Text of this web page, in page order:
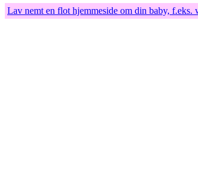
Lav nemt en flot hjemmeside om din baby, f.eks.